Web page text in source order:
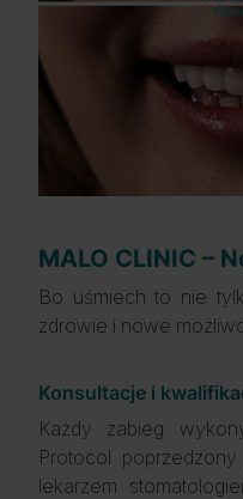
MALO CLINIC –
Bo uśmiech to nie
zdrowie i nowe
Konsultacje i
Każdy zabieg
Protocol
lekarzem